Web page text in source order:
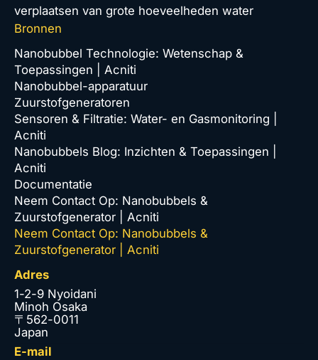
verplaatsen van grote hoeveelheden water
Bronnen
Nanobubbel Technologie: Wetenschap &
Toepassingen | Acniti
Nanobubbel-apparatuur
Zuurstofgeneratoren
Sensoren & Filtratie: Water- en Gasmonitoring |
Acniti
Nanobubbels Blog: Inzichten & Toepassingen |
Acniti
Documentatie
Neem Contact Op: Nanobubbels &
Zuurstofgenerator | Acniti
Neem Contact Op: Nanobubbels &
Zuurstofgenerator | Acniti
Adres
1-2-9 Nyoidani
Minoh Osaka
〒562-0011
Japan
E-mail